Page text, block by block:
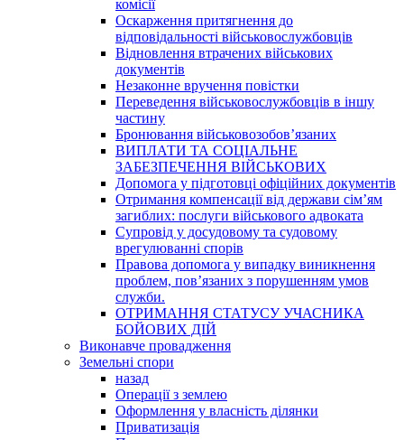
комісії
Оскарження притягнення до
відповідальності військовослужбовців
Відновлення втрачених військових
документів
Незаконне вручення повістки
Переведення військовослужбовців в іншу
частину
Бронювання військовозобов’язаних
ВИПЛАТИ ТА СОЦІАЛЬНЕ
ЗАБЕЗПЕЧЕННЯ ВІЙСЬКОВИХ
Допомога у підготовці офіційних документів
Отримання компенсації від держави сім’ям
загиблих: послуги військового адвоката
Супровід у досудовому та судовому
врегулюванні спорів
Правова допомога у випадку виникнення
проблем, пов’язаних з порушенням умов
служби.
ОТРИМАННЯ СТАТУСУ УЧАСНИКА
БОЙОВИХ ДІЙ
Виконавче провадження
Земельні спори
назад
Операції з землею
Оформлення у власність ділянки
Приватизація